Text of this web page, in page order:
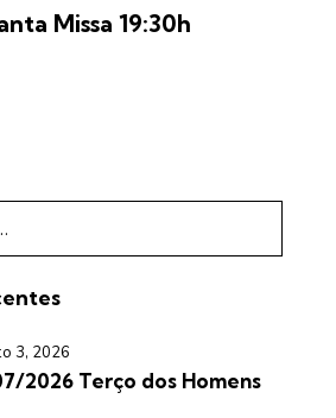
Missa 19:30h
3, 2026
2026 Terço dos Homens